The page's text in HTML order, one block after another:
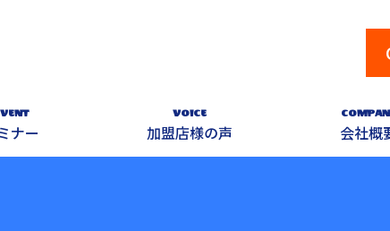
ナー
VOICE
加盟店様の声 会社概